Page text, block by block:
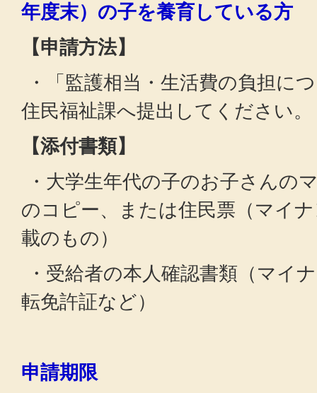
年度末）の子を養育している方
【申請方法】
・「監護相当・生活費の負担に
住民福祉課へ提出してください。
【添付書類】
・大学生年代の子のお子さんの
のコピー、または住民票（マイ
載のもの）
・受給者の本人確認書類（マイ
転免許証など）
申請期限